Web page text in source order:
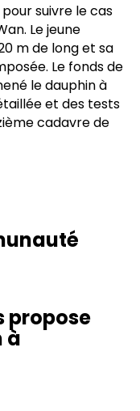
suivre le cas
Le jeune
m de long et sa
Le fonds de
le dauphin à
et des tests
cadavre de
propose
à